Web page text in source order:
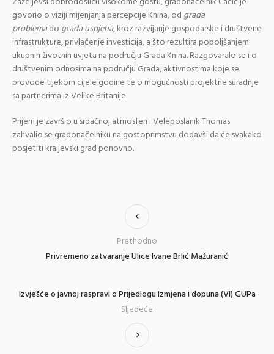
govorio o viziji mijenjanja percepcije Knina, od grada
problemado grada uspjeha, kroz razvijanje gospodarske i društvene
infrastrukture, privlačenje investicija, a što rezultira poboljšanjem
ukupnih životnih uvjeta na području Grada Knina. Razgovaralo se i o
društvenim odnosima na području Grada, aktivnostima koje se
provode tijekom cijele godine te o mogućnosti projektne suradnje
sa partnerima iz Velike Britanije.
Prijem je završio u srdačnoj atmosferi i Veleposlanik Thomas
zahvalio se gradonačelniku na gostoprimstvu dodavši da će svakako
posjetiti kraljevski grad ponovno.
Privremeno zatvaranje Ulice Ivane Brlić Mažuranić
Prethodno
Izvješće o javnoj raspravi o Prijedlogu Izmjena i dopuna (VI) GUPa
Sljedeće